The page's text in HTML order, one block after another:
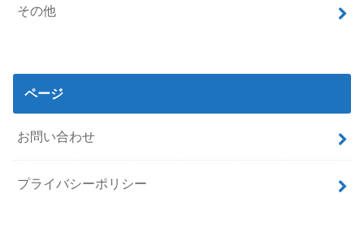
その他
ページ
お問い合わせ
プライバシーポリシー